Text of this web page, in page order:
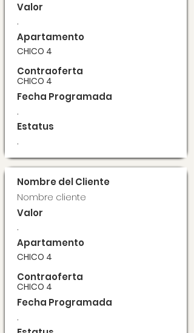
Valor
.
Apartamento
CHICO 4
Contraoferta
CHICO 4
Fecha Programada
.
Estatus
.
Nombre del Cliente
Nombre cliente
Valor
.
Apartamento
CHICO 4
Contraoferta
CHICO 4
Fecha Programada
.